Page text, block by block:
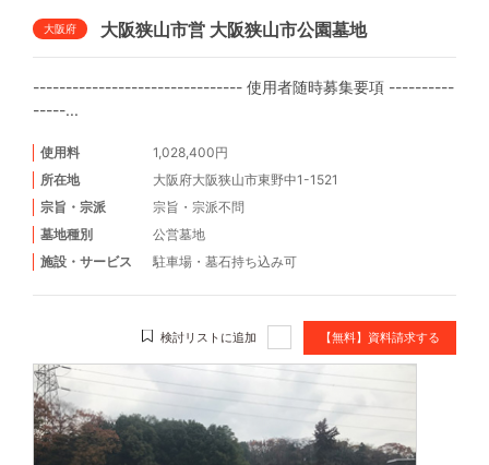
大阪府 大阪狭山市営 大阪狭山市公園墓地
-------------------------------- 使用者随時募集要項 ----------
-----...
使用料
1,028,400円
所在地
大阪府大阪狭山市東野中1-1521
宗旨・宗派
宗旨・宗派不問
墓地種別
公営墓地
施設・サービス
駐車場 ・ 墓石持ち込み可
検討リストに追加 【無料】資料請求する